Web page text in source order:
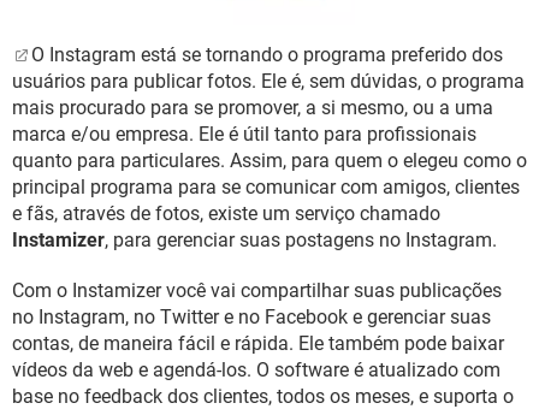
O Instagram está se tornando o programa preferido dos
usuários para publicar fotos. Ele é, sem dúvidas, o programa
mais procurado para se promover, a si mesmo, ou a uma
marca e/ou empresa. Ele é útil tanto para profissionais
quanto para particulares. Assim, para quem o elegeu como o
principal programa para se comunicar com amigos, clientes
e fãs, através de fotos, existe um serviço chamado
Instamizer, para gerenciar suas postagens no Instagram.
Com o Instamizer você vai compartilhar suas publicações
no Instagram, no Twitter e no Facebook e gerenciar suas
contas, de maneira fácil e rápida. Ele também pode baixar
vídeos da web e agendá-los. O software é atualizado com
base no feedback dos clientes, todos os meses, e suporta o